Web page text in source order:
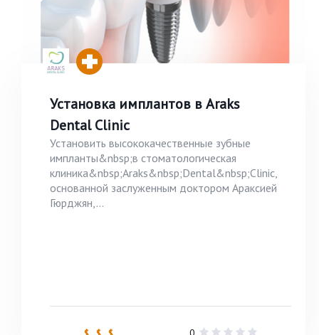
Установка имплантов в Araks
Dental Clinic
Установить высококачественные зубные
импланты&nbsp;в стоматологическая
клиника&nbsp;Araks&nbsp;Dental&nbsp;Clinic,
основанной заслуженным доктором Араксией
Гюрджян,...